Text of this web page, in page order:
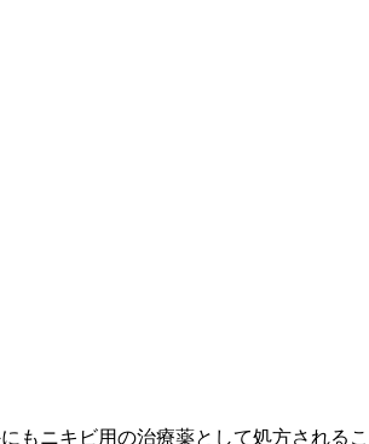
もニキビ用の治療薬として処方されるこ